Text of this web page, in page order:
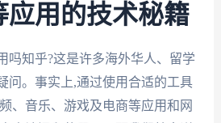
应用的技术秘籍
吗知乎?这是许多海外华人、留学
问。事实上,通过使用合适的工具
、音乐、游戏及电商等应用和网